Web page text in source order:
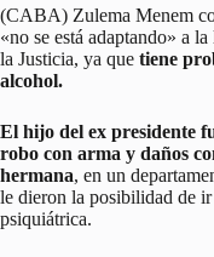
(CABA) Zulema Menem
«no se está adaptando» a
la Justicia, ya que tiene
alcohol.
El hijo del ex presidente
robo con arma y daños
hermana, en un
le dieron la posibilidad de
psiquiátrica.